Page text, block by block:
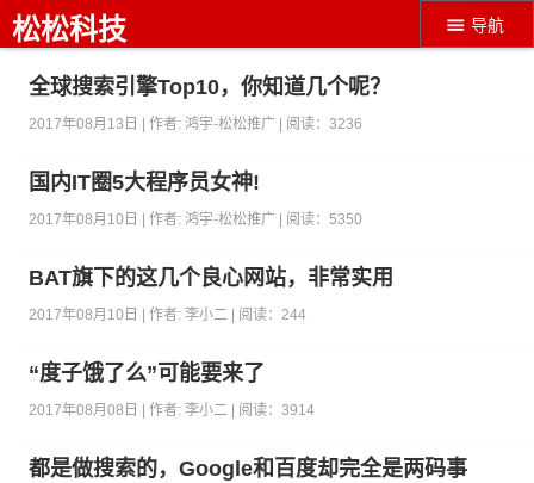
导航
松松科技
全球搜索引擎Top10，你知道几个呢？
2017年08月13日 | 作者:鸿宇-松松推广 | 阅读：3236
国内IT圈5大程序员女神!
2017年08月10日 | 作者:鸿宇-松松推广 | 阅读：5350
BAT旗下的这几个良心网站，非常实用
2017年08月10日 | 作者:李小二 | 阅读：244
“度子饿了么”可能要来了
2017年08月08日 | 作者:李小二 | 阅读：3914
都是做搜索的，Google和百度却完全是两码事